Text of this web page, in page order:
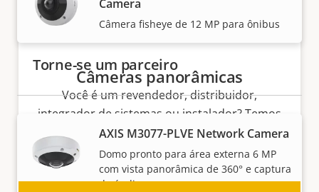
Camera
Câmera fisheye de 12 MP para ônibus
Câmeras panorâmicas
AXIS M3077-PLVE Network Camera
Domo pronto para área externa 6 MP
com vista panorâmica de 360° e captura
de áudio
Torne-se um parceiro
Você é um revendedor, distribuidor,
integrador de sistemas ou instalador? Temos
parceiros em quase todos os países do
mundo. Descubra como se tornar um!